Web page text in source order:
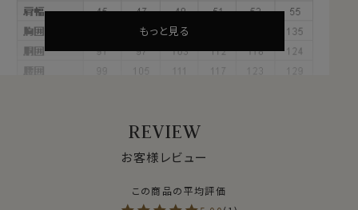
リネンは天然繊維でありながら繊維の中でも一番の速乾
性能を誇ります。
暑い夏場、汗をかいたときに不快なのが乾きが遅く湿っ
※生地に多少のネップ・節が見られる場合がございます
が、これは麻という素材の特性上によるものとなります。
ご容赦くださいませ。
もっと見る
REVIEW
お客様レビュー